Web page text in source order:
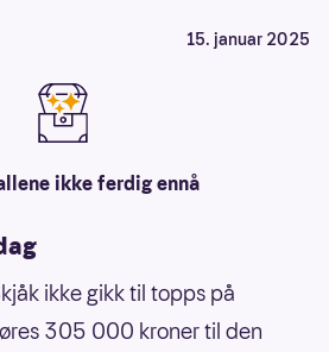
15. januar 2025
ikke ferdig ennå
ikke gikk til topps på
305 000 kroner til den